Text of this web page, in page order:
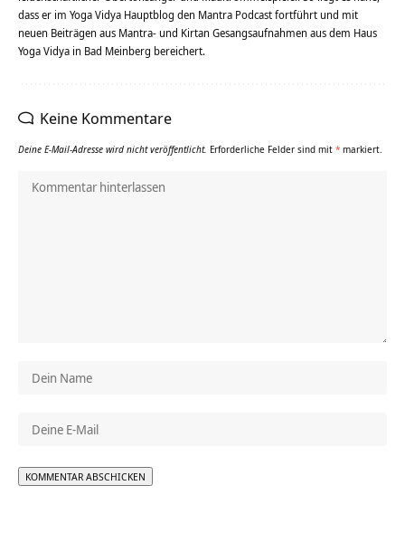
dass er im Yoga Vidya Hauptblog den Mantra Podcast fortführt und mit
neuen Beiträgen aus Mantra- und Kirtan Gesangsaufnahmen aus dem Haus
Yoga Vidya in Bad Meinberg bereichert.
Keine Kommentare
Deine E-Mail-Adresse wird nicht veröffentlicht. Erforderliche Felder sind mit * markiert.